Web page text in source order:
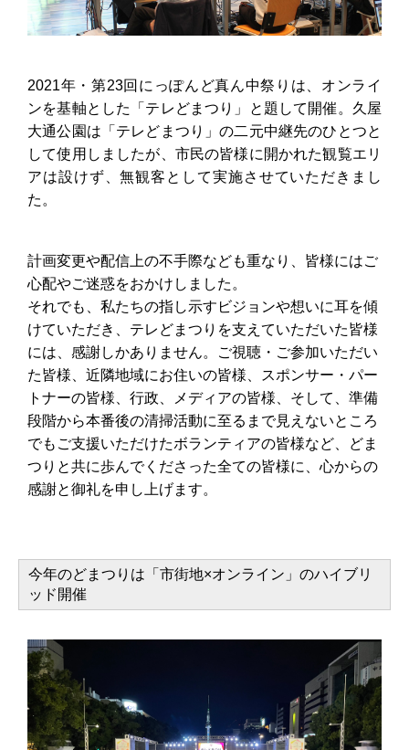
2021年・第23回にっぽんど真ん中祭りは、オンライ
ンを基軸とした「テレどまつり」と題して開催。久屋
大通公園は「テレどまつり」の二元中継先のひとつと
して使用しましたが、市民の皆様に開かれた観覧エリ
アは設けず、無観客として実施させていただきまし
た。
計画変更や配信上の不手際なども重なり、皆様にはご
心配やご迷惑をおかけしました。
それでも、私たちの指し示すビジョンや想いに耳を傾
けていただき、テレどまつりを支えていただいた皆様
には、感謝しかありません。ご視聴・ご参加いただい
た皆様、近隣地域にお住いの皆様、スポンサー・パー
トナーの皆様、行政、メディアの皆様、そして、準備
段階から本番後の清掃活動に至るまで見えないところ
でもご支援いただけたボランティアの皆様など、どま
つりと共に歩んでくださった全ての皆様に、心からの
感謝と御礼を申し上げます。
今年のどまつりは「市街地×オンライン」のハイブリ
ッド開催